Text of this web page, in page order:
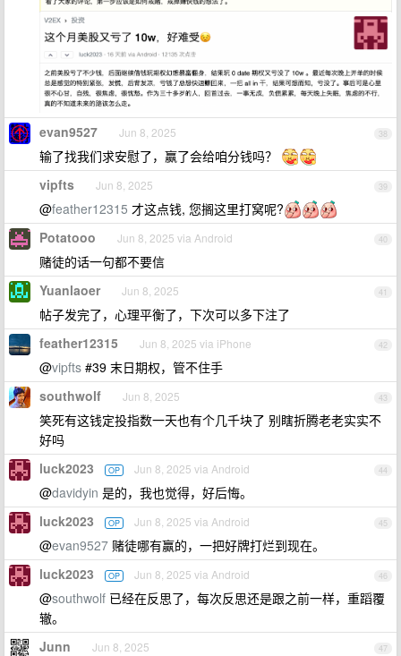
38
evan9527 Jun 8, 2025
输了找我们求安慰了，赢了会给咱分钱吗？
39
vipfts Jun 8, 2025
@feather12315 才这点钱, 您搁这里打窝呢?
40
Potatooo Jun 8, 2025 via Android
赌徒的话一句都不要信
41
Yuanlaoer Jun 8, 2025
帖子发完了，心理平衡了，下次可以多下注了
42
feather12315 Jun 8, 2025 via iPhone
@vipfts #39 末日期权，管不住手
43
southwolf Jun 8, 2025
笑死有这钱定投指数一天也有个几千块了 别瞎折腾老老实实不
好吗
44
luck2023 OP Jun 8, 2025 via Android
@davidyin 是的，我也觉得，好后悔。
45
luck2023 OP Jun 8, 2025 via Android
@evan9527 赌徒哪有赢的，一把好牌打烂到现在。
46
luck2023 OP Jun 8, 2025 via Android
@southwolf 已经在反思了，每次反思还是跟之前一样，重蹈覆
辙。
47
Junn Jun 8, 2025